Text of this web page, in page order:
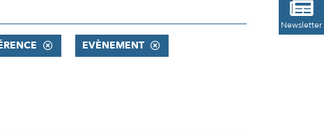

Newsletter
EVÈNEMENT